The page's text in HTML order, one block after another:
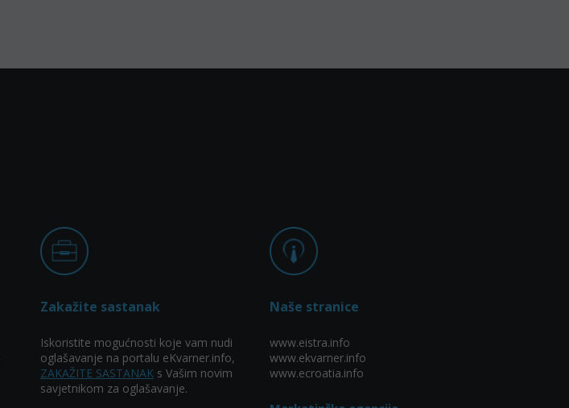
Zakažite sastanak
Iskoristite mogućnosti koje vam nudi
oglašavanje na portalu eKvarner.info,
ZAKAŽITE SASTANAK s Vašim novim
savjetnikom za oglašavanje.
Naše stranice
www.eistra.info
www.ekvarner.info
www.ecroatia.info